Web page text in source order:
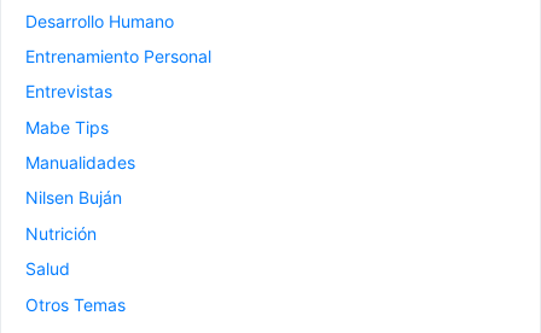
Desarrollo Humano
Entrenamiento Personal
Entrevistas
Mabe Tips
Manualidades
Nilsen Buján
Nutrición
Salud
Otros Temas